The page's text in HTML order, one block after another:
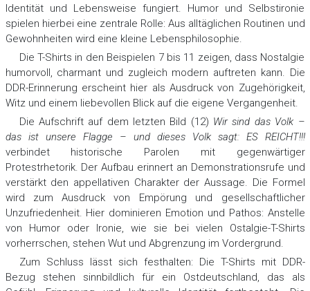
Identität und Lebensweise fungiert. Humor und Selbstironie
spielen hierbei eine zentrale Rolle: Aus alltäglichen Routinen und
Gewohnheiten wird eine kleine Lebensphilosophie.
Die T-Shirts in den Beispielen 7 bis 11 zeigen, dass Nostalgie
humorvoll, charmant und zugleich modern auftreten kann. Die
DDR-Erinnerung erscheint hier als Ausdruck von Zugehörigkeit,
Witz und einem liebevollen Blick auf die eigene Vergangenheit.
Die Aufschrift auf dem letzten Bild (12) Wir sind das Volk –
das ist unsere Flagge – und dieses Volk sagt: ES REICHT!!!
verbindet historische Parolen mit gegenwärtiger
Protestrhetorik. Der Aufbau erinnert an Demonstrationsrufe und
verstärkt den appellativen Charakter der Aussage. Die Formel
wird zum Ausdruck von Empörung und gesellschaftlicher
Unzufriedenheit. Hier dominieren Emotion und Pathos: Anstelle
von Humor oder Ironie, wie sie bei vielen Ostalgie-T-Shirts
vorherrschen, stehen Wut und Abgrenzung im Vordergrund.
Zum Schluss lässt sich festhalten: Die T-Shirts mit DDR-
Bezug stehen sinnbildlich für ein Ostdeutschland, das als